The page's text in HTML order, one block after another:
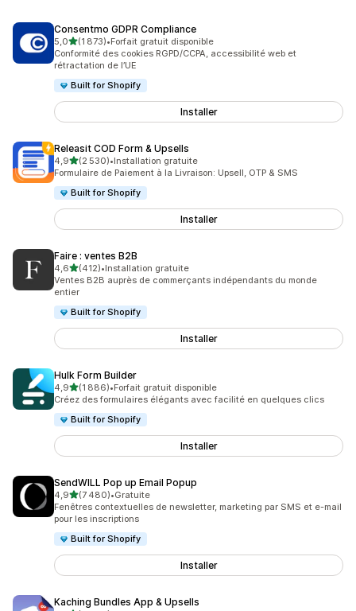
Consentmo GDPR Compliance
5,0étoile(s) sur 5
(1 873)
1873 avis au total
•Forfait gratuit disponible
Conformité des cookies RGPD/CCPA, accessibilité web et
rétractation de l’UE
Built for Shopify
Installer
Releasit COD Form & Upsells
4,9étoile(s) sur 5
(2 530)
2530 avis au total
•Installation gratuite
Formulaire de Paiement à la Livraison: Upsell, OTP & SMS
Built for Shopify
Installer
Faire : ventes B2B
4,6étoile(s) sur 5
(412)
412 avis au total
•Installation gratuite
Ventes B2B auprès de commerçants indépendants du monde
entier
Built for Shopify
Installer
Hulk Form Builder
4,9étoile(s) sur 5
(1 886)
1886 avis au total
•Forfait gratuit disponible
Créez des formulaires élégants avec facilité en quelques clics
Built for Shopify
Installer
SendWILL Pop up Email Popup
4,9étoile(s) sur 5
(7 480)
7480 avis au total
•Gratuite
Fenêtres contextuelles de newsletter, marketing par SMS et e-mail
pour les inscriptions
Built for Shopify
Installer
Kaching Bundles App & Upsells